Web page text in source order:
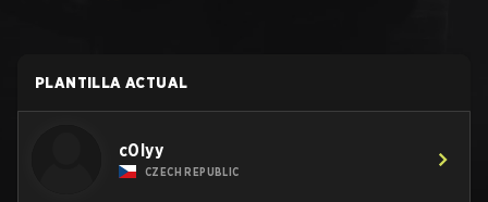
PLANTILLA ACTUAL
c0lyy
CZECH REPUBLIC